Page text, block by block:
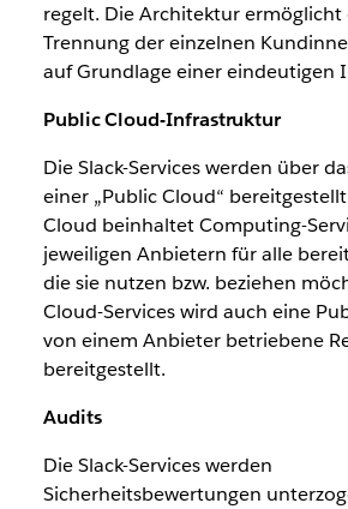
regelt. Die Architektur ermöglicht
Trennung der einzelnen
auf Grundlage einer eindeutigen
Public Cloud-Infrastruktur
Die Slack-Services werden über
einer „Public Cloud“
Cloud beinhaltet Computing-
jeweiligen Anbietern für alle
die sie nutzen bzw. beziehen
Cloud-Services wird auch eine
von einem Anbieter betriebene
bereitgestellt.
Audits
Die Slack-Services werden
Sicherheitsbewertungen